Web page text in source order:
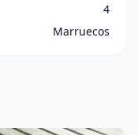
4
Marruecos